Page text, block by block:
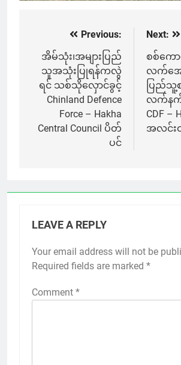
navigation
Previous:
အိမ်သုံး၊အများပြည်
သူအသုံးပြုရန်ကလွဲ
ရင် သစ်သိုလှောင်ခွင့်
Chinland Defence
Force – Hakha
Central Council ပိတ်
ပင်
Next:
စစ်ကေ
လက်အ
ပြည်သူ့
လက်န
CDF –
အလင်း
LEAVE A REPLY
Your email address will not be
Required fields are marked *
Comment *